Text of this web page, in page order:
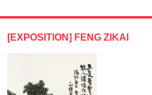
[EXPOSITION] FENG ZIKAI